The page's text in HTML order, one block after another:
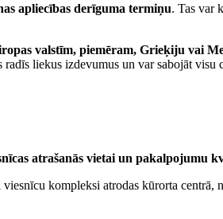
apliecības derīguma termiņu. Tas var
valstīm, piemēram, Grieķiju vai
liekus izdevumus un var sabojāt visu
atrašanās vietai un pakalpojumu
viesnīcu kompleksi atrodas kūrorta centrā,